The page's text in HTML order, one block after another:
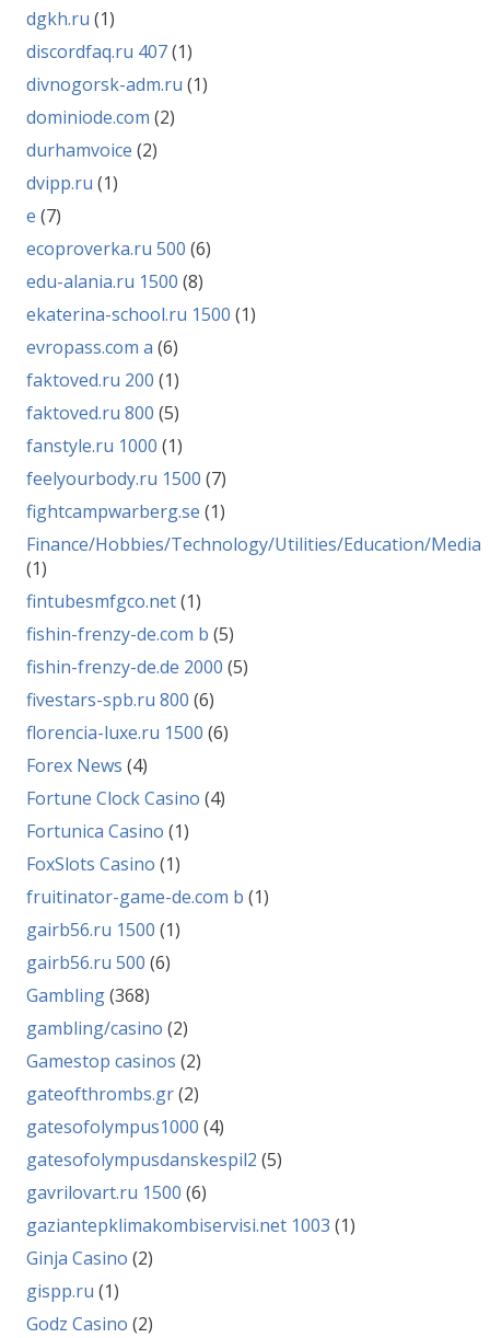
dgkh.ru (1)
discordfaq.ru 407(1)
divnogorsk-adm.ru (1)
dominiode.com (2)
durhamvoice (2)
dvipp.ru (1)
e (7)
ecoproverka.ru 500 (6)
edu-alania.ru 1500 (8)
ekaterina-school.ru 1500 (1)
evropass.com a (6)
faktoved.ru 200 (1)
faktoved.ru 800 (5)
fanstyle.ru 1000 (1)
feelyourbody.ru 1500 (7)
fightcampwarberg.se (1)
Finance/Hobbies/Technology/Utilities/Education/Media
(1)
fintubesmfgco.net(1)
fishin-frenzy-de.com b (5)
fishin-frenzy-de.de 2000 (5)
fivestars-spb.ru 800 (6)
florencia-luxe.ru 1500 (6)
Forex News (4)
Fortune Clock Casino (4)
Fortunica Casino (1)
FoxSlots Casino (1)
fruitinator-game-de.com b (1)
gairb56.ru 1500 (1)
gairb56.ru 500 (6)
Gambling(368)
gambling/casino (2)
Gamestop casinos (2)
gateofthrombs.gr(2)
gatesofolympus1000 (4)
gatesofolympusdanskespil2 (5)
gavrilovart.ru 1500 (6)
gaziantepklimakombiservisi.net 1003 (1)
Ginja Casino (2)
gispp.ru (1)
Godz Casino (2)